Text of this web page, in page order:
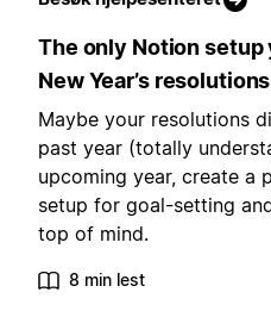
The only Notion
New Year’s resolutions
Maybe your resolutions
past year (totally
upcoming year, create a
setup for goal-setting
top of mind.
8 min lest